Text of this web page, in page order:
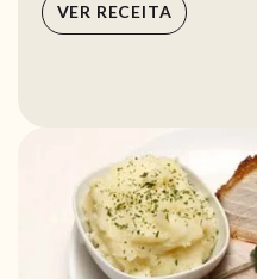
VER RECEITA